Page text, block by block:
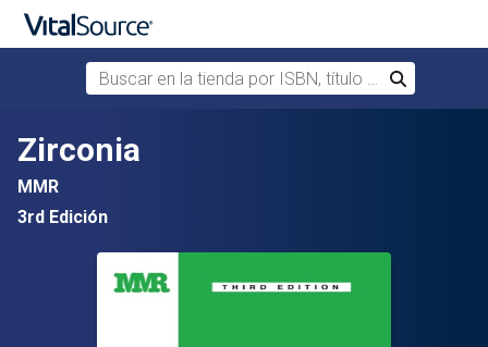
Saltar al contenido principal
Buscar en la tienda por ISBN, título o autor
Buscar
Zirconia
MMR
3rd Edición